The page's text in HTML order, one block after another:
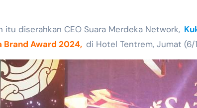
itu diserahkan CEO Suara Merdeka Network,
Brand Award 2024, di Hotel Tentrem, Jumat (6/